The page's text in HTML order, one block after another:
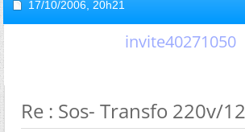
17/10/2006, 20h21
invite40271050
Re : Sos- Transfo 220v/